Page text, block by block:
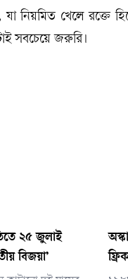
নিয়মিত খেলে রক্তে
সবচেয়ে জরুরি।
২৫ জুলাই
বিজয়া’